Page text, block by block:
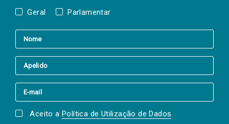
Geral Parlamentar
Aceito a Política de Utilização de Dados.